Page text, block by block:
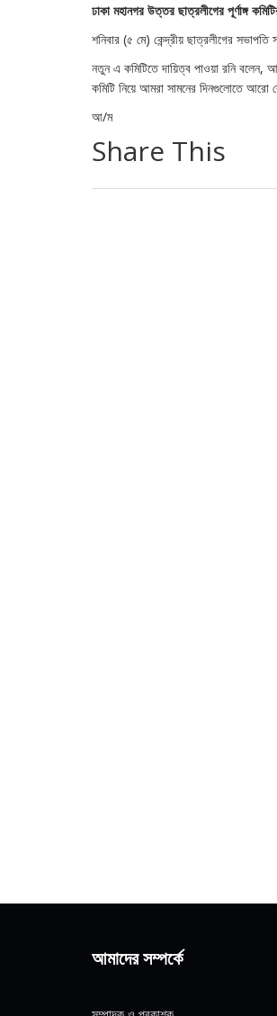
ঢাকা মহানগর উত্তর ছাত্রলীগের পূর্ণাঙ্গ
শনিবার (৫ মে) কেন্দ্রীয় ছাত্রলীগের
নতুন এ কমিটিতে দায়িত্ব পাওয়া রনি বলেন,
কমিটি নিয়ে আমরা সামনের দিনগুলোতে আরো
আ/ম
Share This
আমাদের সম্পর্কে